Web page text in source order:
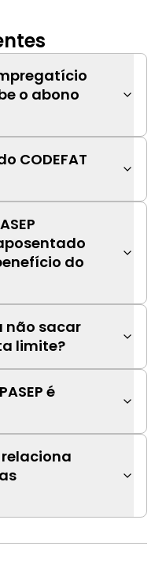
o abono
CODEFAT
do
não sacar
limite?
é
relaciona